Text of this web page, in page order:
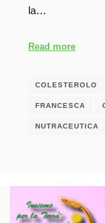
la…
Read more
COLESTEROLO
FRANCESCA
NUTRACEUTICA